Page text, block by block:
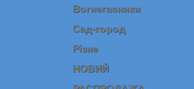
Вогнегасники
Сад-город
Різне
НОВИЙ